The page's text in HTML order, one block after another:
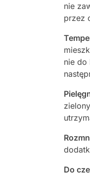
nie
przez
nie do
Do